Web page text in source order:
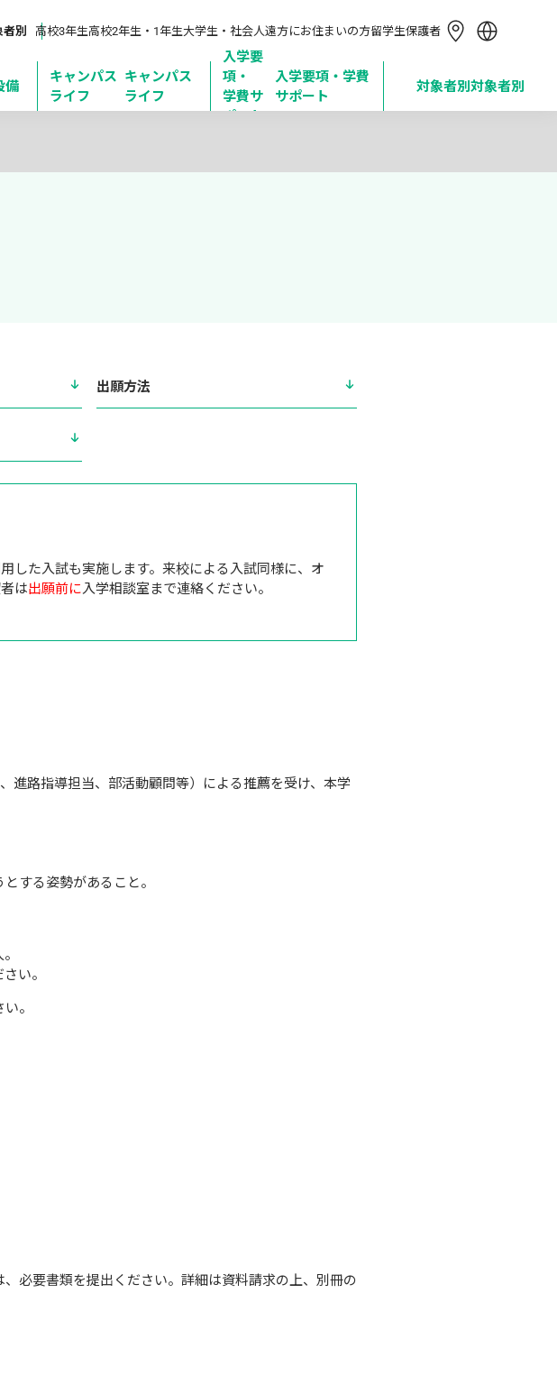
別 高校3年生高校2年生・1年生大学生・社会人遠方にお住まいの方留学生保護者
简体中文
繁體中文
Tiếng Việt
Bahasa Indonesia
備
キャンパス
ライフ
キャンパス
ライフ
入学要
項・
学費サ
ポート
入学要項・学費
サポート
対象者別 対象者別
出願方法
した入試も実施します。来校による入試同様に、オ
は出願前に入学相談室まで連絡ください。
進路指導担当、部活動顧問等）による推薦を受け、本学
する姿勢があること。
い。
。
必要書類を提出ください。詳細は資料請求の上、別冊の